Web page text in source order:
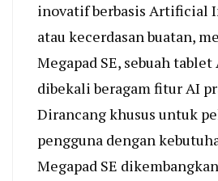
inovatif berbasis Artificial
atau kecerdasan buatan,
Megapad SE, sebuah
dibekali beragam fitur AI
Dirancang khusus untuk
pengguna dengan
Megapad SE